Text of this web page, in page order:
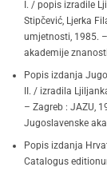
I. / popis izradile
Stipčević, Ljerka
umjetnosti, 1985.
akademije
Popis izdanja
II. / izradila
– Zagreb : JAZU,
Jugoslavenske
Popis izdanja
Catalogus